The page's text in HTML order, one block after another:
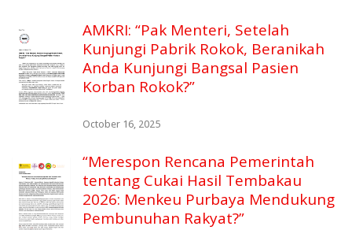
AMKRI: “Pak Menteri, Setelah
Kunjungi Pabrik Rokok, Beranikah
Anda Kunjungi Bangsal Pasien
Korban Rokok?”
October 16, 2025
“Merespon Rencana Pemerintah
tentang Cukai Hasil Tembakau
2026: Menkeu Purbaya Mendukung
Pembunuhan Rakyat?”